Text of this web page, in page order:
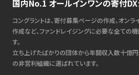
国内No.1 オールインワンの寄付DX
コングラントは、寄付募集ページの作成、オンラ
作成など、ファンドレイジングに必要な全ての
す。
立ち上げたばかりの団体から年間収入数十億
の非営利組織に選ばれています。